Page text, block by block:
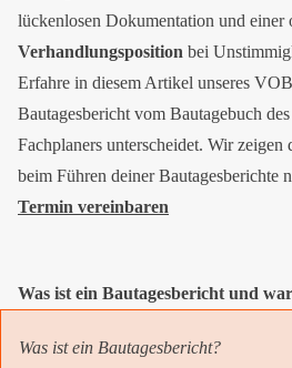
lückenlosen Dokumentation und einer
Verhandlungsposition bei
Erfahre in diesem Artikel unseres
Bautagesbericht vom Bautagebuch
Fachplaners unterscheidet. Wir zeigen
beim Führen deiner Bautagesberichte
Termin vereinbaren
Was ist ein Bautagesbericht und
Was ist ein Bautagesbericht?